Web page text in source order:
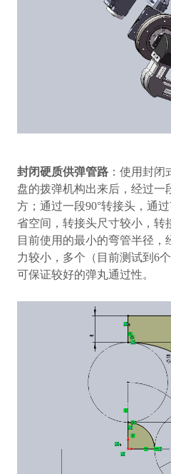
封闭硬质供弹管路 ：使用封
盘的拨弹机构出来后，经过一
方；通过一段90°转接头，通过
省空间，转接头尺寸较小，转
目前使用的最小的弯管半径，
力较小，多个（目前测试到 6
可保证较好的弹丸通过性。